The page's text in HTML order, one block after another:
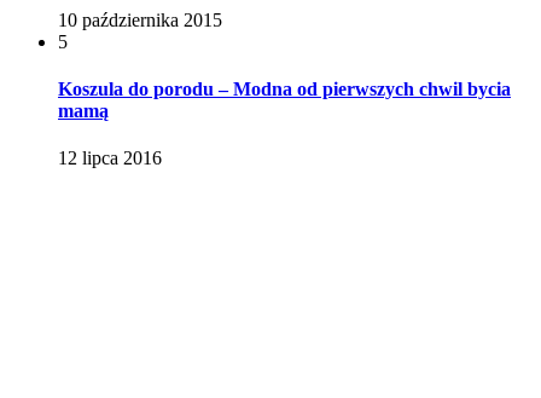
10 października 2015
5
Koszula do porodu – Modna od pierwszych chwil bycia
mamą
12 lipca 2016